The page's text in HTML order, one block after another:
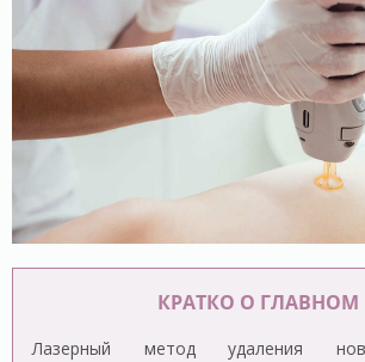
КРАТКО О ГЛАВНОМ
Лазерный метод удаления